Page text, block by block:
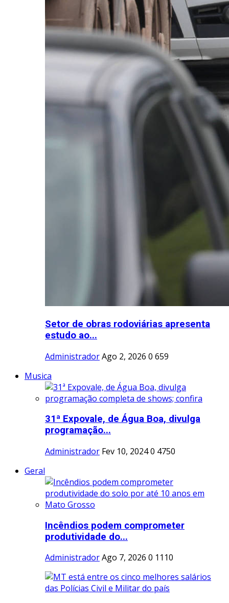
Setor de obras rodoviárias apresenta
estudo ao...
AdministradorAgo 2, 2026 0 659
Musica
31ª Expovale, de Água Boa, divulga
programação...
Administrador Fev 10, 20240 4750
Geral
Incêndios podem comprometer
produtividade do...
AdministradorAgo 7, 2026 0 1110